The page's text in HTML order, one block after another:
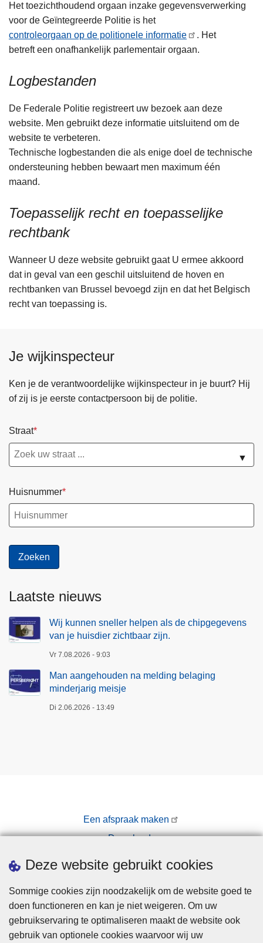
Deze website gebruikt cookies
Sommige cookies zijn noodzakelijk om de website goed te
doen functioneren en kan je niet weigeren. Om uw
gebruikservaring te optimaliseren maakt de website ook
gebruik van optionele cookies waarvoor wij uw
Het toezichthoudend orgaan inzake gegevensverwerking
voor de Geïntegreerde Politie is het
controleorgaan op de politionele informatie
. Het
betreft een onafhankelijk parlementair orgaan.
Logbestanden
De Federale Politie registreert uw bezoek aan deze
website. Men gebruikt deze informatie uitsluitend om de
website te verbeteren.
Technische logbestanden die als enige doel de technische
ondersteuning hebben bewaart men maximum één
maand.
Toepasselijk recht en toepasselijke
rechtbank
Wanneer U deze website gebruikt gaat U ermee akkoord
dat in geval van een geschil uitsluitend de hoven en
rechtbanken van Brussel bevoegd zijn en dat het Belgisch
recht van toepassing is.
Je wijkinspecteur
Ken je de verantwoordelijke wijkinspecteur in je buurt? Hij
of zij is je eerste contactpersoon bij de politie.
Straat
▼
Huisnummer
Laatste nieuws
Wij kunnen sneller helpen als de chipgegevens
van je huisdier zichtbaar zijn.
Vr 7.08.2026 - 9:03
Man aangehouden na melding belaging
minderjarig meisje
Di 2.06.2026 - 13:49
Een afspraak maken
Downloads
Pers